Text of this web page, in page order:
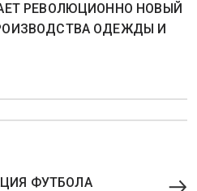
РЕВОЛЮЦИОННО НОВЫЙ
ОДЕЖДЫ И
ФУТБОЛА